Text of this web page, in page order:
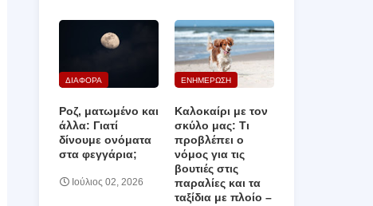
ΔΙΑΦΟΡΑ
Ροζ, ματωμένο και
άλλα: Γιατί
δίνουμε ονόματα
στα φεγγάρια;
Ιούλιος 02, 2026
ΕΝΗΜΕΡΩΣΗ
Καλοκαίρι με τον
σκύλο μας: Τι
προβλέπει ο
νόμος για τις
βουτιές στις
παραλίες και τα
ταξίδια με πλοίο –